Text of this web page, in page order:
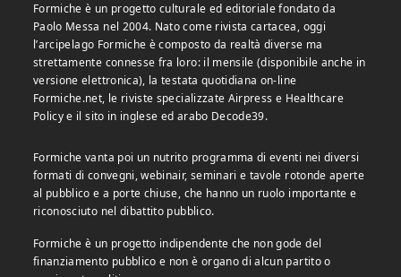
Formiche è un progetto culturale ed editoriale fondato da
Paolo Messa nel 2004. Nato come rivista cartacea, oggi
l’arcipelago Formiche è composto da realtà diverse ma
strettamente connesse fra loro: il mensile (disponibile anche in
versione elettronica), la testata quotidiana on-line
Formiche.net, le riviste specializzate Airpress e Healthcare
Policy e il sito in inglese ed arabo Decode39.
Formiche vanta poi un nutrito programma di eventi nei diversi
formati di convegni, webinair, seminari e tavole rotonde aperte
al pubblico e a porte chiuse, che hanno un ruolo importante e
riconosciuto nel dibattito pubblico.
Formiche è un progetto indipendente che non gode del
finanziamento pubblico e non è organo di alcun partito o